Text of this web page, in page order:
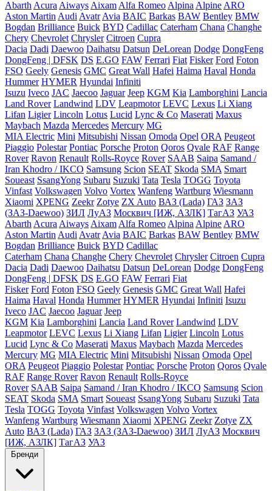
Abarth Acura Aiways Aixam Alfa Romeo Alpina Alpine ARO
Aston Martin Audi Avatr Avia BAIC Barkas BAW Bentley BMW
Bogdan Brilliance Buick BYD Cadillac Caterham Chana Changhe
Chery Chevrolet Chrysler Citroen Cupra
Dacia Dadi Daewoo Daihatsu Datsun DeLorean Dodge DongFeng
DongFeng | DFSK DS E.GO FAW Ferrari Fiat Fisker Ford Foton
FSO Geely Genesis GMC Great Wall Hafei Haima Haval Honda
Hummer HYMER Hyundai Infiniti
Isuzu Iveco JAC Jaecoo Jaguar Jeep KGM Kia Lamborghini Lancia
Land Rover Landwind LDV Leapmotor LEVC Lexus Li Xiang
Lifan Ligier Lincoln Lotus Lucid Lync & Co Maserati Maxus
Maybach Mazda Mercedes Mercury MG
MIA Electric Mini Mitsubishi Nissan Omoda Opel ORA Peugeot
Piaggio Polestar Pontiac Porsche Proton Qoros Qvale RAF Range
Rover Ravon Renault Rolls-Royce Rover SAAB Saipa Samand /
Iran Khodro / IKCO Samsung Scion SEAT Skoda SMA Smart
Soueast SsangYong Subaru Suzuki Tata Tesla TOGG Toyota
Vinfast Volkswagen Volvo Vortex Wanfeng Wartburg Wiesmann
Xiaomi XPENG Zeekr Zotye ZX Auto ВАЗ (Lada) ГАЗ ЗАЗ
(ЗАЗ-Daewoo) ЗИЛ ЛуАЗ Москвич [ИЖ, АЗЛК] ТагАЗ УАЗ
Abarth Acura Aiways Aixam Alfa Romeo Alpina Alpine ARO
Aston Martin Audi Avatr Avia BAIC Barkas BAW Bentley BMW
Bogdan Brilliance Buick BYD Cadillac
Caterham Chana Changhe Chery Chevrolet Chrysler Citroen Cupra
Dacia Dadi Daewoo Daihatsu Datsun DeLorean Dodge DongFeng
DongFeng | DFSK DS E.GO FAW Ferrari Fiat
Fisker Ford Foton FSO Geely Genesis GMC Great Wall Hafei
Haima Haval Honda Hummer HYMER Hyundai Infiniti Isuzu
Iveco JAC Jaecoo Jaguar Jeep
KGM Kia Lamborghini Lancia Land Rover Landwind LDV
Leapmotor LEVC Lexus Li Xiang Lifan Ligier Lincoln Lotus
Lucid Lync & Co Maserati Maxus Maybach Mazda Mercedes
Mercury MG MIA Electric Mini Mitsubishi Nissan Omoda Opel
ORA Peugeot Piaggio Polestar Pontiac Porsche Proton Qoros Qvale
RAF Range Rover Ravon Renault Rolls-Royce
Rover SAAB Saipa Samand / Iran Khodro / IKCO Samsung Scion
SEAT Skoda SMA Smart Soueast SsangYong Subaru Suzuki Tata
Tesla TOGG Toyota Vinfast Volkswagen Volvo Vortex
Wanfeng Wartburg Wiesmann Xiaomi XPENG Zeekr Zotye ZX
Auto ВАЗ (Lada) ГАЗ ЗАЗ (ЗАЗ-Daewoo) ЗИЛ ЛуАЗ Москвич
[ИЖ, АЗЛК] ТагАЗ УАЗ
Бренди